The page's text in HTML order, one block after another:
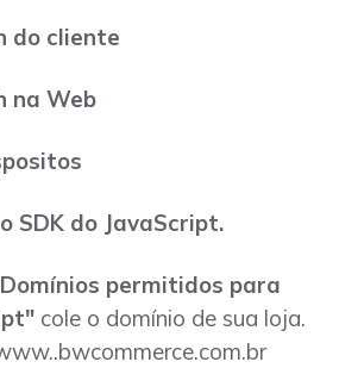
do cliente
na Web
SDK do JavaScript.
permitidos para
cole o domínio de sua loja.